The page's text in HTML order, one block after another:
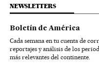
NEWSLETTERS
Boletín de América
Cada semana en tu cuenta de
reportajes y análisis de los
más relevantes del continente.